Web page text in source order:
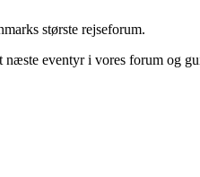
største rejseforum.
eventyr i vores forum og